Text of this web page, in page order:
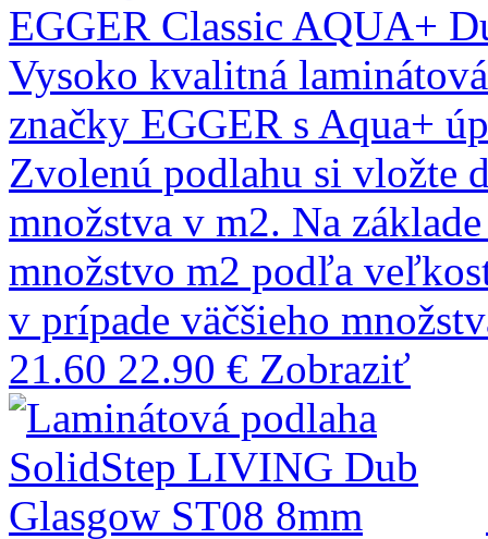
EGGER Classic AQUA+
Vysoko kvalitná
značky EGGER s Aqua+
Zvolenú podlahu si vložte
množstva v m2. Na
množstvo m2 podľa
v prípade väčšieho
21.60 22.90 € Zobraziť